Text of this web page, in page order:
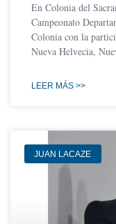
En Colonia del
Campeonato
Colonia con la
Nueva Helvecia,
LEER MÁS >>
JUAN LACAZE